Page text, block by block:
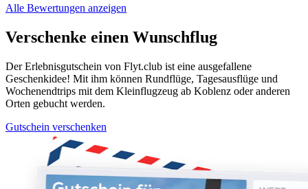
Alle Bewertungen anzeigen
Verschenke einen Wunschflug
Der Erlebnisgutschein von Flyt.club ist eine ausgefallene
Geschenkidee! Mit ihm können Rundflüge, Tagesausflüge und
Wochenendtrips mit dem Kleinflugzeug ab Koblenz oder anderen
Orten gebucht werden.
Gutschein verschenken